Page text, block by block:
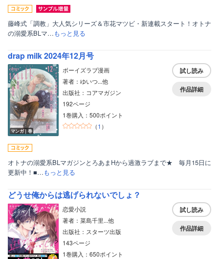
藤峰式「調教」大人気シリーズ＆市花マツビ・新連載スタート！オトナ
の溺愛系BLマ…もっと見る
drap milk 2024年12月号
マンガ｜巻
ボーイズラブ漫画
著者：ゆいつ...他
出版社：コアマガジン
192ページ
1巻購入：500ポイント
（1 ）
試し読み
作品詳細
オトナの溺愛系BLマガジンとろあまHから過激ラブまで★ 毎月15日に
更新中！■…もっと見る
どうせ俺からは逃げられないでしょ？
恋愛小説
著者：菜島千里...他
出版社：スターツ出版
143ページ
1巻購入：650ポイント
試し読み
作品詳細